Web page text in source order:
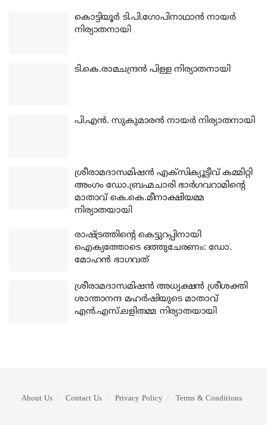
കൊട്ടിയൂര്‍ ടി.പി.ഗോപിനാഥാന്‍ നായര്‍
നിര്യാതനായി
ടി.കെ.രാമചന്ദ്രന്‍ പിള്ള നിര്യാതനായി
പി.എന്‍. സുകുമാരന്‍ നായര്‍ നിര്യാതനായി
ശ്രീരാമദാസമിഷന്‍ എക്‌സിക്യൂട്ടീവ് കമ്മിറ്റി
അംഗം ഡോ.ബ്രഹ്മചാരി ഭാര്‍ഗവറാമിന്റെ
മാതാവ് കെ.കെ.മീനാക്ഷിയമ്മ
നിര്യാതയായി
രാഷ്ട്രത്തിന്റെ കെട്ടുറപ്പിനായി
ഐക്യത്തോടെ ഒത്തുചേരണം: ഡോ.
മോഹന്‍ ഭാഗവത്
ശ്രീരാമദാസമിഷന്‍ അധ്യക്ഷന്‍ ശ്രീശക്തി
ശാന്താനന്ദ മഹര്‍ഷിയുടെ മാതാവ്
എന്‍.എസ്.ലളിതമ്മ നിര്യാതയായി
About Us Contact Us Privacy Policy Terms & Conditions